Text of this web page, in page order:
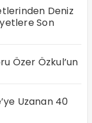
Deniz
Son
Özer Özkul’un
Uzanan 40